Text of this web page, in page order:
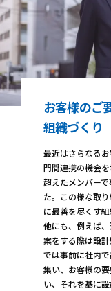
お客様のご
組織づくり
最近はさらなる
門間連携の機会
超えたメンバー
た。この様な取
に最善を尽くす
他にも、例えば
案をする際は設
では事前に社内
集い、お客様の
い、それを基に